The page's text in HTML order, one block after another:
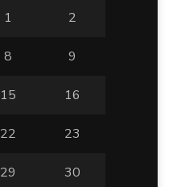
1 2
8 9
15 16
22 23
29 30